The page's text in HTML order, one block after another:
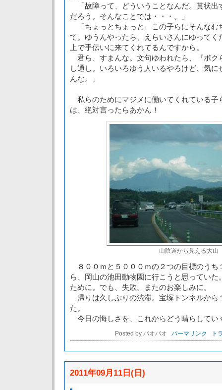
「故障って、どういうことなんだ。賞状出
だろう。そんなことでは・・・。」
「ちょっとちょっと、この子らにそんなむ
て。ゆうんやったら、えらいさんにゆってく
上で手伝いに来てくれてるんですから。
君ら、すまんな。文句ゆわれたら、『ボク
し通し。いろいろゆう人いるやろけど、気
んな。」
私らのためにマジメに働いてくれている子
は、絶対言ったらあかん！
山陰道から見える大山
８００ｍと５０００ｍの２つの目標のうち
ら、岡山の池田動物園に行こうと思ってい
ために。でも、失敗。またのお楽しみに。
帰りは久しぶりの渋滞。宝塚トンネルから
た。
今日の悔しさを、これからどう晴らしてい
Posted by パオパオ パーマリンク ト
2011年09月11日(日)